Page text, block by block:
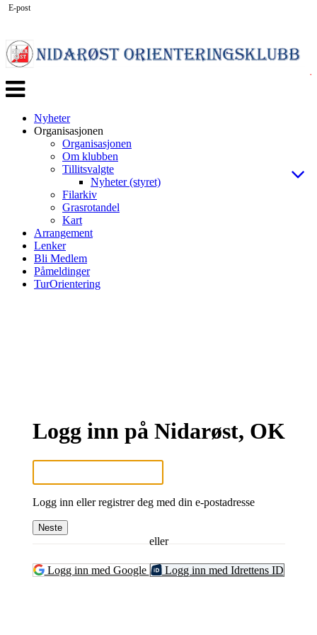
Veksle
navigasjon
Nyheter
Organisasjonen
Organisasjonen
Om klubben
Tillitsvalgte
Nyheter (styret)
Filarkiv
Grasrotandel
Kart
Arrangement
Lenker
Bli Medlem
Påmeldinger
TurOrientering
Logg inn på Nidarøst, OK
E-post
Logg inn eller registrer deg med din e-postadresse
Neste
eller
Logg inn med Google Logg inn med Idrettens ID